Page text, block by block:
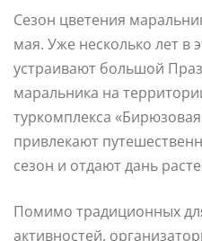
Сезон цветения
мая. Уже несколько лет в
устраивают большой
маральника на
туркомплекса
привлекают
сезон и отдают дань
Помимо традиционных
активностей,